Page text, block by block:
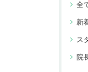
全
新
ス
院